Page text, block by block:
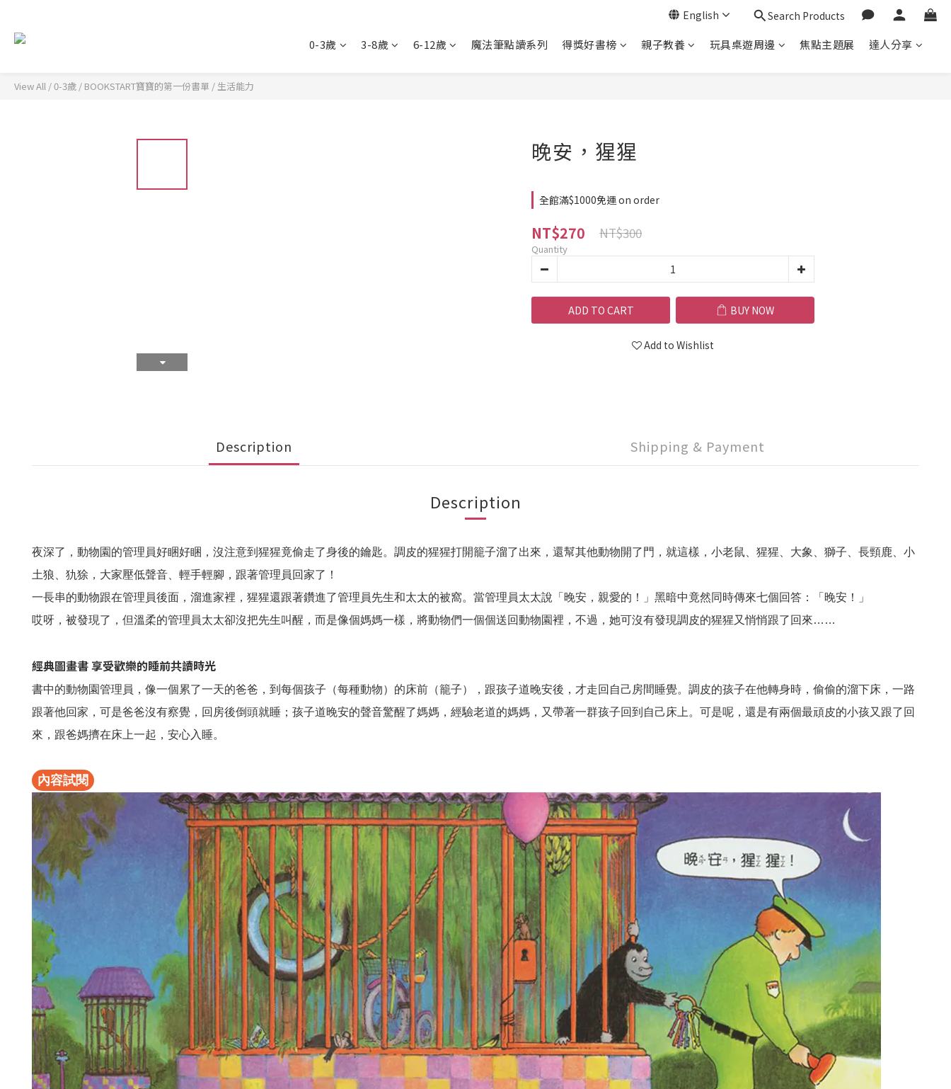
English Search Products
0-3歲 3-8歲 6-12歲 魔法筆點讀系列 得獎好書榜 親子教養 玩具桌遊周邊 焦點主題展 達人分享
View All /0-3歲 / BOOKSTART寶寶的第一份書單 / 生活能力
晚安，猩猩
全館滿$1000免運 on order
NT$270 NT$300
Quantity
ADD TO CART BUY NOW
Add to Wishlist
Description Shipping & Payment
Description
夜深了，動物園的管理員好睏好睏，沒注意到猩猩竟偷走了身後的鑰匙。調皮的猩猩打開籠子溜了出來，還幫其他動物開了門，就這樣，小老鼠、猩猩、大象、獅子、長頸鹿、小
土狼、犰狳，大家壓低聲音、輕手輕腳，跟著管理員回家了！
一長串的動物跟在管理員後面，溜進家裡，猩猩還跟著鑽進了管理員先生和太太的被窩。當管理員太太說「晚安，親愛的！」黑暗中竟然同時傳來七個回答：「晚安！」
哎呀，被發現了，但溫柔的管理員太太卻沒把先生叫醒，而是像個媽媽一樣，將動物們一個個送回動物園裡，不過，她可沒有發現調皮的猩猩又悄悄跟了回來……
經典圖畫書 享受歡樂的睡前共讀時光
書中的動物園管理員，像一個累了一天的爸爸，到每個孩子（每種動物）的床前（籠子），跟孩子道晚安後，才走回自己房間睡覺。調皮的孩子在他轉身時，偷偷的溜下床，一路
跟著他回家，可是爸爸沒有察覺，回房後倒頭就睡；孩子道晚安的聲音驚醒了媽媽，經驗老道的媽媽，又帶著一群孩子回到自己床上。可是呢，還是有兩個最頑皮的小孩又跟了回
來，跟爸媽擠在床上一起，安心入睡。
內容試閱